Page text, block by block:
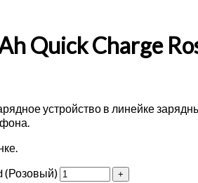
Quick Charge
устройство в линейке
(Розовый)